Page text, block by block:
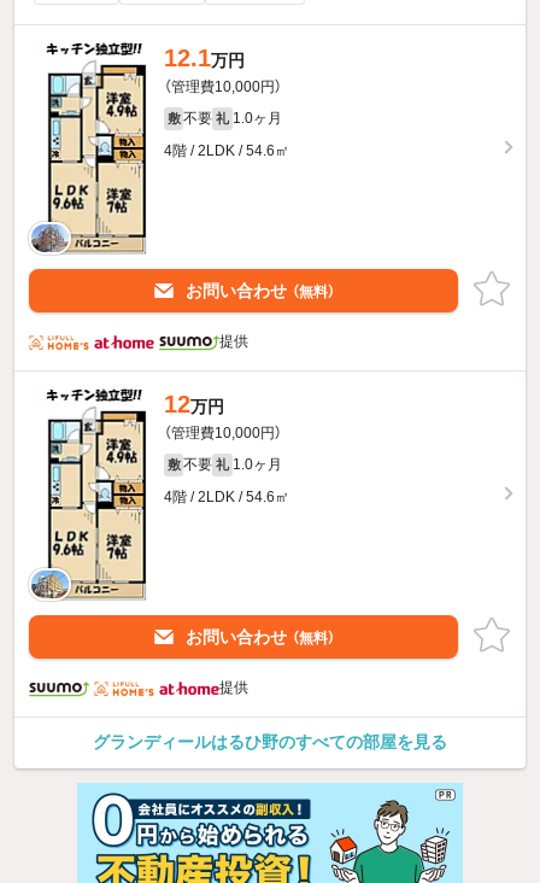
12.1万円
（管理費10,000円）
敷 不要 礼 1.0ヶ月
4階 / 2LDK / 54.6㎡
お問い合わせ （無料）
提供
12万円
（管理費10,000円）
敷 不要 礼 1.0ヶ月
4階 / 2LDK / 54.6㎡
お問い合わせ （無料）
提供
グランディールはるひ野のすべての部屋を見る